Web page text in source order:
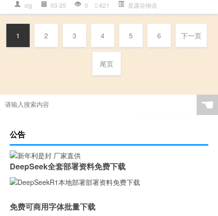
xlg 03-25 0 621 星露谷物语
1 2 3 4 5 6 下一页
尾页
☚
公告
DeepSeek全套部署资料免费下载
免费可商用字体批量下载